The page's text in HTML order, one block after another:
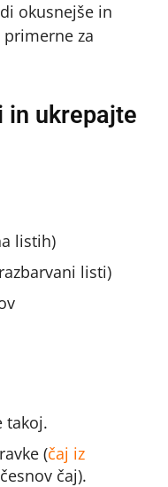
okusnejše in
za
in ukrepajte
listih)
listi)
takoj.
(čaj iz
čaj).